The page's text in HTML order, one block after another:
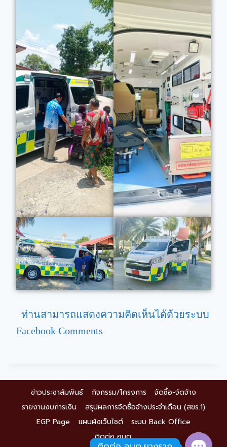
ท่านสามารถแสดงความคิดเห็นได้ด้วยระบบ
Facebook Comments
ข่าวประชาสัมพันธ์ กิจกรรม/โครงการ
จัดซื้อ-จัดจ้าง
รายงานงบการเงิน
สรุปผลการจัดซื้อจ้างประจำเดือน (สขร.1)
EGP Page
แผนผังเว็บไซต์
ระบบ Back Office
ติดต่อ อบต.